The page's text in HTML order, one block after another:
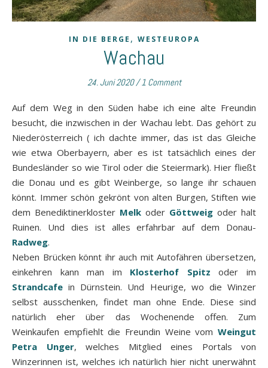
IN DIE BERGE , WESTEUROPA
Wachau
24. Juni 2020/ 1 Comment
Auf dem Weg in den Süden habe ich eine alte Freundin
besucht, die inzwischen in der Wachau lebt. Das gehört zu
Niederösterreich ( ich dachte immer, das ist das Gleiche
wie etwa Oberbayern, aber es ist tatsächlich eines der
Bundesländer so wie Tirol oder die Steiermark). Hier fließt
die Donau und es gibt Weinberge, so lange ihr schauen
könnt. Immer schön gekrönt von alten Burgen, Stiften wie
dem Benediktinerkloster Melk oder Göttweig oder halt
Ruinen. Und dies ist alles erfahrbar auf dem Donau-
Radweg.
Neben Brücken könnt ihr auch mit Autofähren übersetzen,
einkehren kann man im Klosterhof Spitz oder im
Strandcafe in Dürnstein. Und Heurige, wo die Winzer
selbst ausschenken, findet man ohne Ende. Diese sind
natürlich eher über das Wochenende offen. Zum
Weinkaufen empfiehlt die Freundin Weine vom Weingut
Petra Unger, welches Mitglied eines Portals von
Winzerinnen ist, welches ich natürlich hier nicht unerwähnt